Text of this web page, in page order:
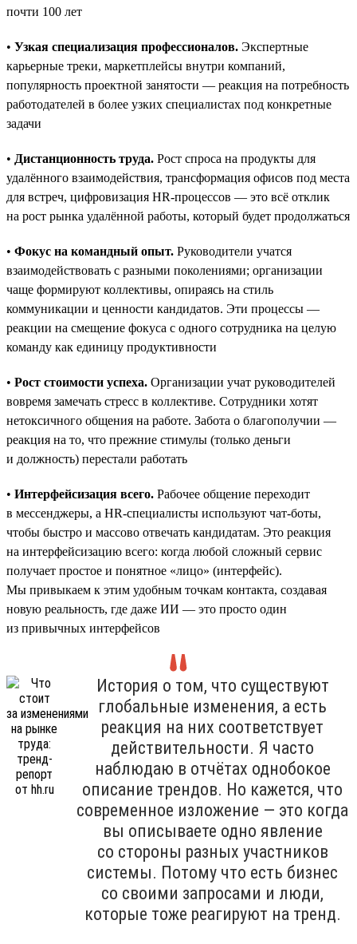
почти 100 лет
• Узкая специализация профессионалов. Экспертные
карьерные треки, маркетплейсы внутри компаний,
популярность проектной занятости — реакция на потребность
работодателей в более узких специалистах под конкретные
задачи
• Дистанционность труда. Рост спроса на продукты для
удалённого взаимодействия, трансформация офисов под места
для встреч, цифровизация HR-процессов — это всё отклик
на рост рынка удалённой работы, который будет продолжаться
• Фокус на командный опыт. Руководители учатся
взаимодействовать с разными поколениями; организации
чаще формируют коллективы, опираясь на стиль
коммуникации и ценности кандидатов. Эти процессы —
реакции на смещение фокуса с одного сотрудника на целую
команду как единицу продуктивности
• Рост стоимости успеха. Организации учат руководителей
вовремя замечать стресс в коллективе. Сотрудники хотят
нетоксичного общения на работе. Забота о благополучии —
реакция на то, что прежние стимулы (только деньги
и должность) перестали работать
• Интерфейсизация всего. Рабочее общение переходит
в мессенджеры, а HR-специалисты используют чат-боты,
чтобы быстро и массово отвечать кандидатам. Это реакция
на интерфейсизацию всего: когда любой сложный сервис
получает простое и понятное «лицо» (интерфейс).
Мы привыкаем к этим удобным точкам контакта, создавая
новую реальность, где даже ИИ — это просто один
из привычных интерфейсов
История о том, что существуют
глобальные изменения, а есть
реакция на них соответствует
действительности. Я часто
наблюдаю в отчётах однобокое
описание трендов. Но кажется, что
современное изложение — это когда
вы описываете одно явление
со стороны разных участников
системы. Потому что есть бизнес
со своими запросами и люди,
которые тоже реагируют на тренд.